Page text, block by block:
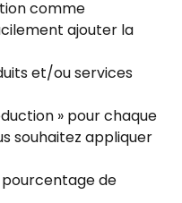
comme
ajouter la
et/ou services
» pour chaque
souhaitez appliquer
pourcentage de